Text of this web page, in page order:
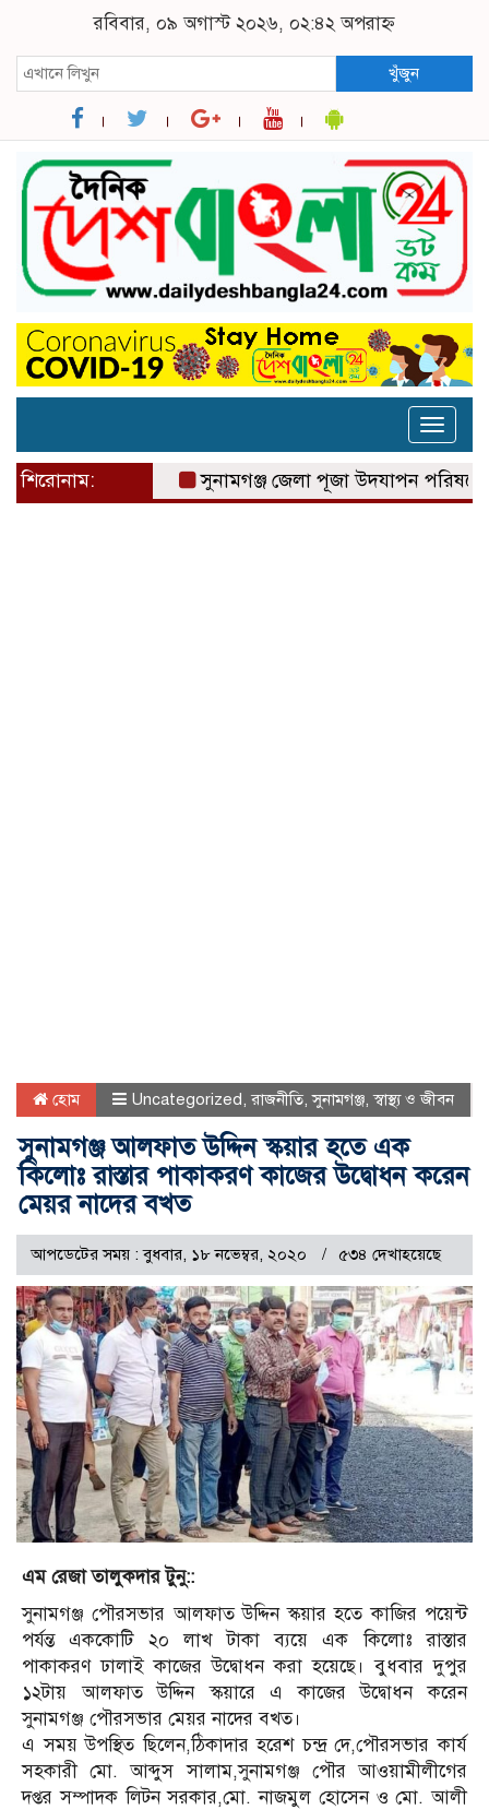
রবিবার, ০৯ অগাস্ট ২০২৬, ০২:৪২ অপরাহ্ন
খুঁজুন
Toggle
শিরোনাম: সুনামগঞ্জ জেলা পূজা উদযাপন পরিষদের ৮১
হোম Uncategorized, রাজনীতি,সুনামগঞ্জ,স্বাস্থ্য ও জীবন
সুনামগঞ্জ আলফাত উদ্দিন স্কয়ার হতে এক
কিলোঃ রাস্তার পাকাকরণ কাজের উদ্বোধন করেন
মেয়র নাদের বখত
আপডেটের সময় : বুধবার, ১৮ নভেম্বর, ২০২০ ৫৩৪ দেখাহয়েছে
এম রেজা তালুকদার টুনু::
সুনামগঞ্জ পৌরসভার আলফাত উদ্দিন স্কয়ার হতে কাজির পয়েন্ট
পর্যন্ত এককোটি ২০ লাখ টাকা ব্যয়ে এক কিলোঃ রাস্তার
পাকাকরণ ঢালাই কাজের উদ্বোধন করা হয়েছে। বুধবার দুপুর
১২টায় আলফাত উদ্দিন স্কয়ারে এ কাজের উদ্বোধন করেন
সুনামগঞ্জ পৌরসভার মেয়র নাদের বখত।
এ সময় উপস্থিত ছিলেন,ঠিকাদার হরেশ চন্দ্র দে,পৌরসভার কার্য
সহকারী মো. আব্দুস সালাম,সুনামগঞ্জ পৌর আওয়ামীলীগের
দপ্তর সম্পাদক লিটন সরকার,মো. নাজমুল হোসেন ও মো. আলী